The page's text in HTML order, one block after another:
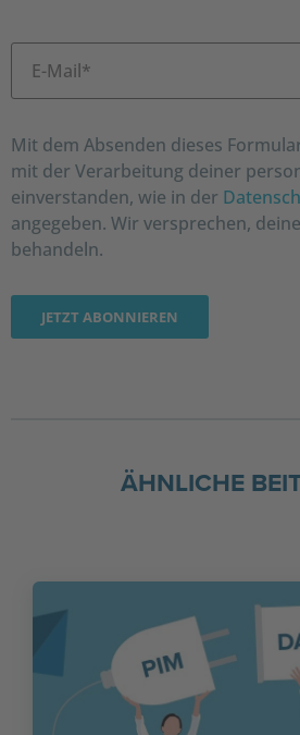
Mit dem Absenden dieses
mit der Verarbeitung deiner
einverstanden, wie in der
angegeben. Wir versprechen,
behandeln.
ÄHNLICHE